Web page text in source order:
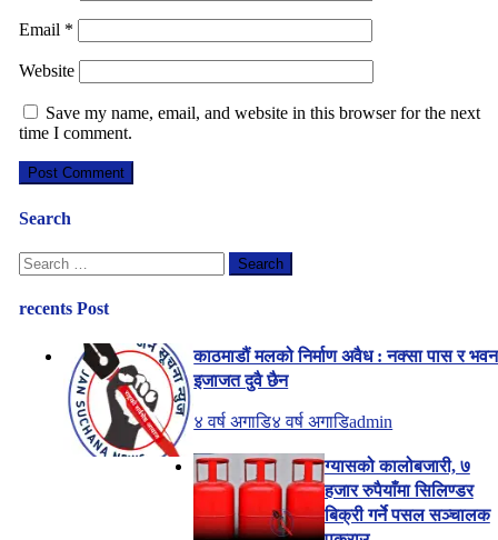
Email *
Website
Save my name, email, and website in this browser for the next
time I comment.
Search
Search
for:
recents Post
काठमाडौं मलको निर्माण अवैध : नक्सा पास र भवन
इजाजत दुवै छैन
४ वर्ष अगाडि४ वर्ष अगाडिadmin
ग्यासको कालोबजारी, ७
हजार रुपैयाँमा सिलिण्डर
बिक्री गर्ने पसल सञ्चालक